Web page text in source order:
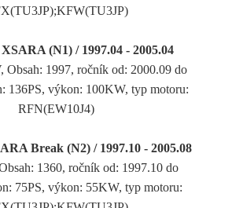
(N1) / 1997.04 - 2005.04
Obsah: 1997, ročník od: 2000.09 do
136PS, výkon: 100KW, typ motoru:
RFN(EW10J4)
Break (N2) / 1997.10 - 2005.08
1360, ročník od: 1997.10 do
75PS, výkon: 55KW, typ motoru: